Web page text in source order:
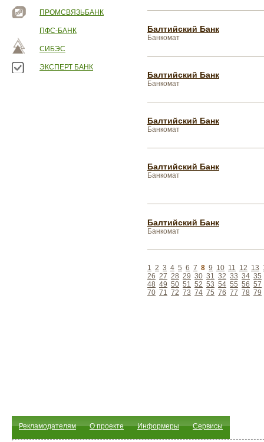
ПРОМСВЯЗЬБАНК
ПФС-БАНК
СИБЭС
ЭКСПЕРТ БАНК
Балтийский Банк
Банкомат
Балтийский Банк
Банкомат
Балтийский Банк
Банкомат
Балтийский Банк
Банкомат
Балтийский Банк
Банкомат
1 2 3 4 5 6 7 8 9 10 11 12 13
26 27 28 29 30 31 32 33 34 35
48 49 50 51 52 53 54 55 56 57
70 71 72 73 74 75 76 77 78 79
Рекламодателям О проекте Информеры Сервисы